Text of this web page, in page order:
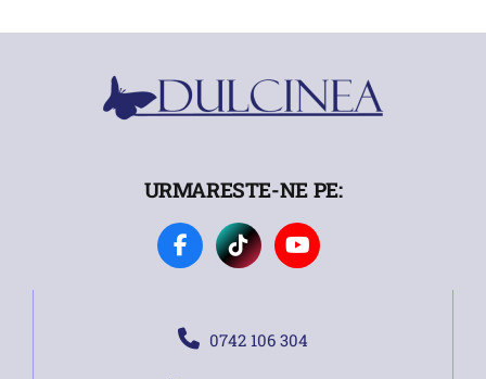
URMARESTE-NE PE:
0742 106 304